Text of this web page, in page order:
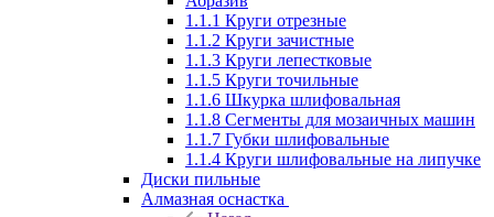
1.1.1 Круги отрезные
1.1.2 Круги зачистные
1.1.3 Круги лепестковые
1.1.5 Круги точильные
1.1.6 Шкурка шлифовальная
1.1.8 Сегменты для мозаичных машин
1.1.7 Губки шлифовальные
1.1.4 Круги шлифовальные на липучке
Диски пильные
Алмазная оснастка